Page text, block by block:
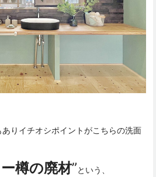
りイチオシポイントがこちらの洗面
樽の廃材”という、